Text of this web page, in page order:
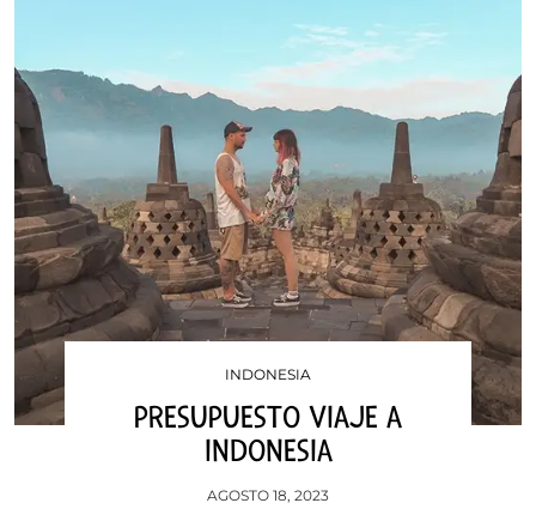
INDONESIA
PRESUPUESTO VIAJE A
INDONESIA
AGOSTO 18, 2023